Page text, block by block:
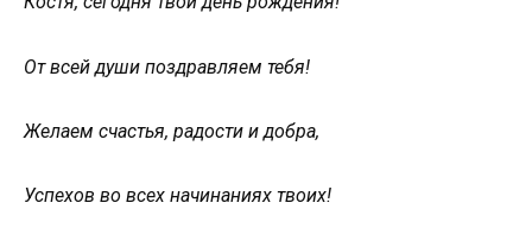
От всей души поздравляем тебя!
Желаем счастья, радости и добра,
Успехов во всех начинаниях твоих!